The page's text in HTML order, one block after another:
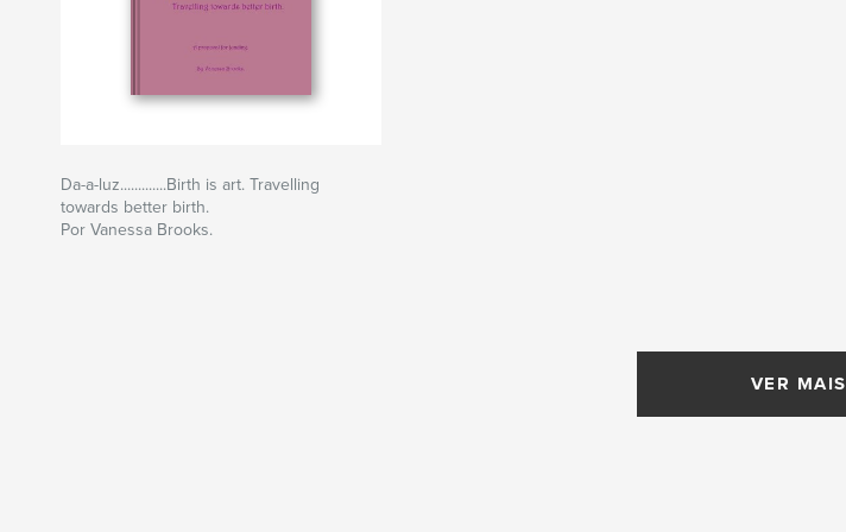
Da-a-luz.............Birth is art. Travelling
towards better birth.
Por Vanessa Brooks.
VER MAIS